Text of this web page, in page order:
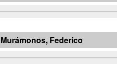
Murámonos, Federico